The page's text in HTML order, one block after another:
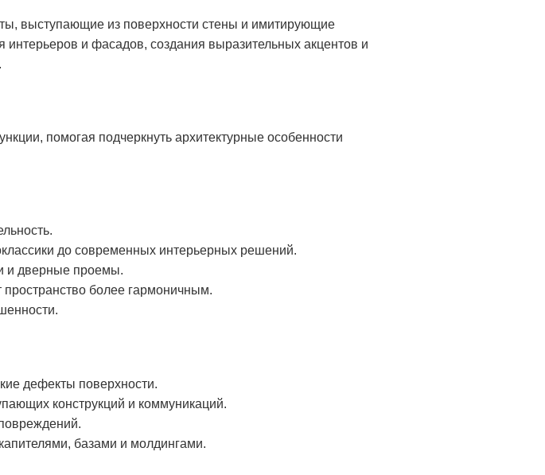
выступающие из поверхности стены и имитирующие
и фасадов, создания выразительных акцентов и
помогая подчеркнуть архитектурные особенности
до современных интерьерных решений.
и дверные проемы.
более гармоничным.
дефекты поверхности.
конструкций и коммуникаций.
базами и молдингами.